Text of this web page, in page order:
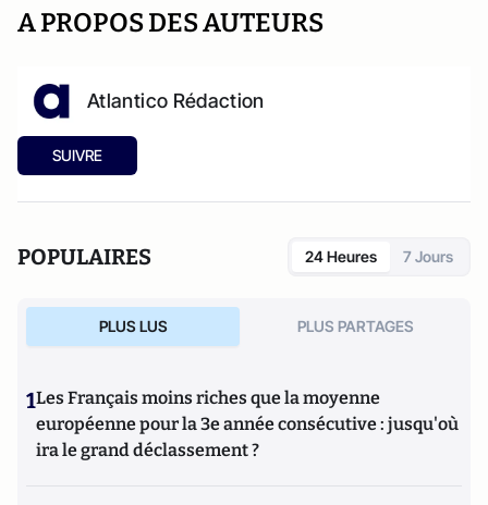
A PROPOS DES AUTEURS
Atlantico Rédaction
SUIVRE
POPULAIRES 24 Heures 7 Jours
PLUS LUS PLUS PARTAGES
1Les Français moins riches que la moyenne
européenne pour la 3e année consécutive : jusqu'où
ira le grand déclassement ?